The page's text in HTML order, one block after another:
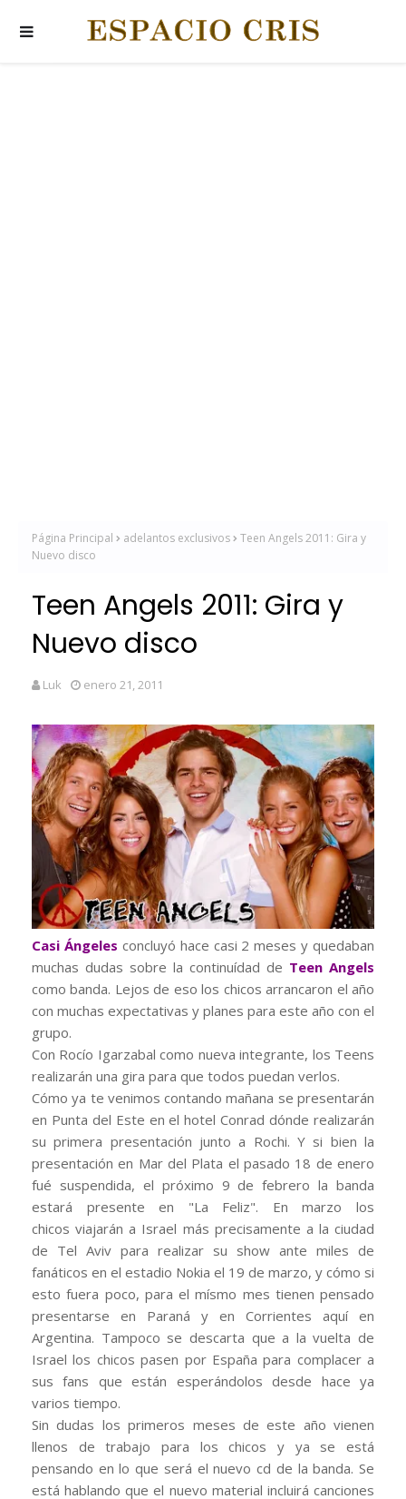
Página Principal adelantos exclusivos
Teen Angels 2011: Gira y
Nuevo disco
Teen Angels 2011: Gira y
Nuevo disco
Luk enero 21, 2011
Casi Ángeles concluyó hace casi 2 meses y quedaban
muchas dudas sobre la continuídad de Teen Angels
como banda. Lejos de eso los chicos arrancaron el año
con muchas expectativas y planes para este año con el
grupo.
Con Rocío Igarzabal como nueva integrante, los Teens
realizarán una gira para que todos puedan verlos.
Cómo ya te venimos contando mañana se presentarán
en Punta del Este en el hotel Conrad dónde realizarán
su primera presentación junto a Rochi. Y si bien la
presentación en Mar del Plata el pasado 18 de enero
fué suspendida, el próximo 9 de febrero la banda
estará presente en "La Feliz". En marzo los
chicos viajarán a Israel más precisamente a la ciudad
de Tel Aviv para realizar su show ante miles de
fanáticos en el estadio Nokia el 19 de marzo, y cómo si
esto fuera poco, para el mísmo mes tienen pensado
presentarse en Paraná y en Corrientes aquí en
Argentina. Tampoco se descarta que a la vuelta de
Israel los chicos pasen por España para complacer a
sus fans que están esperándolos desde hace ya
varios tiempo.
Sin dudas los primeros meses de este año vienen
llenos de trabajo para los chicos y ya se está
pensando en lo que será el nuevo cd de la banda. Se
está hablando que el nuevo material incluirá canciones